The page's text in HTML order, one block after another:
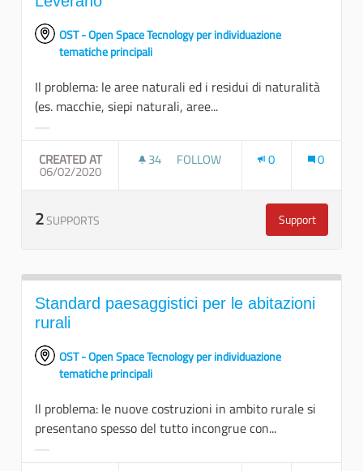
OST - Open Space Tecnology per individuazione
tematiche principali
Il problema: le aree naturali ed i residui di naturalità
(es. macchie, siepi naturali, aree...
CREATED AT
06/02/2020
34 34 FOLLOWERS
FOLLOW
MONITORARE IL CAPITALE
0 0
2SUPPORTS Support
Monitorare il
Standard paesaggistici per le abitazioni
rurali
OST - Open Space Tecnology per individuazione
tematiche principali
Il problema: le nuove costruzioni in ambito rurale si
presentano spesso del tutto incongrue con...